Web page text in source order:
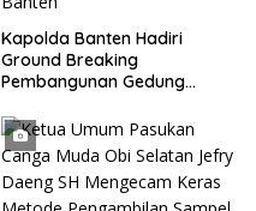
Kapolda Banten Hadiri
Ground Breaking
Pembangunan Gedung
Provinsi Banten